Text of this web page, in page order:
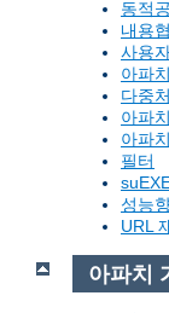
동적
내용
사용
아파
다중
아파
아파
필터
성능
URL
아파치